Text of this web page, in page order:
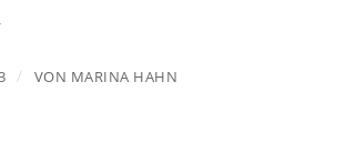
/ VON MARINA HAHN